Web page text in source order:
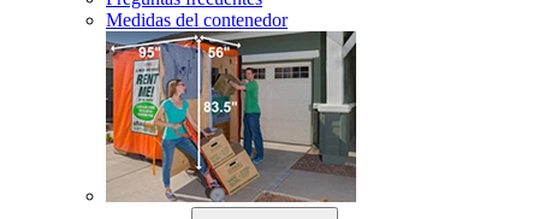
Medidas del contenedor